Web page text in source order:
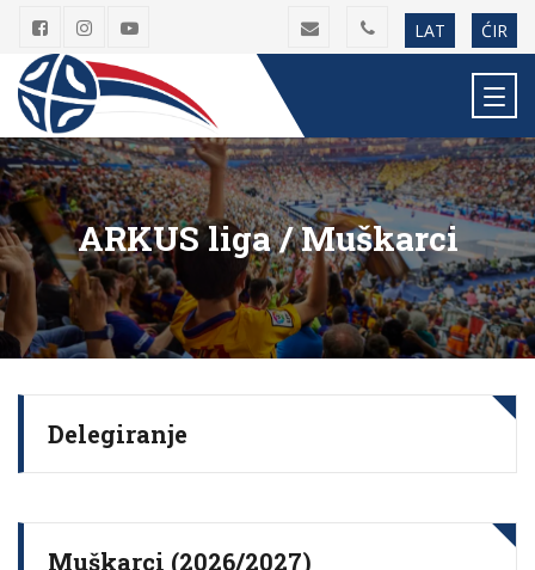
LAT ĆIR
ARKUS liga / Muškarci
Delegiranje
Muškarci (2026/2027)